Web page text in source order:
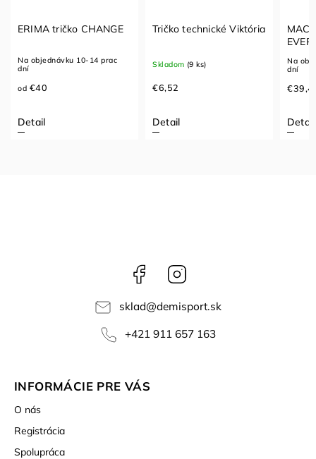
ERIMA tričko CHANGE
Na objednávku 10-14 prac
dní
od €40
Detail
Tričko technické Viktória
Skladom (9 ks)
€6,52
Detail
Na
dní
Detail
Facebook
sklad@demisport.sk
+421 911 657 163
INFORMÁCIE PRE VÁS
O nás
Registrácia
Spolupráca